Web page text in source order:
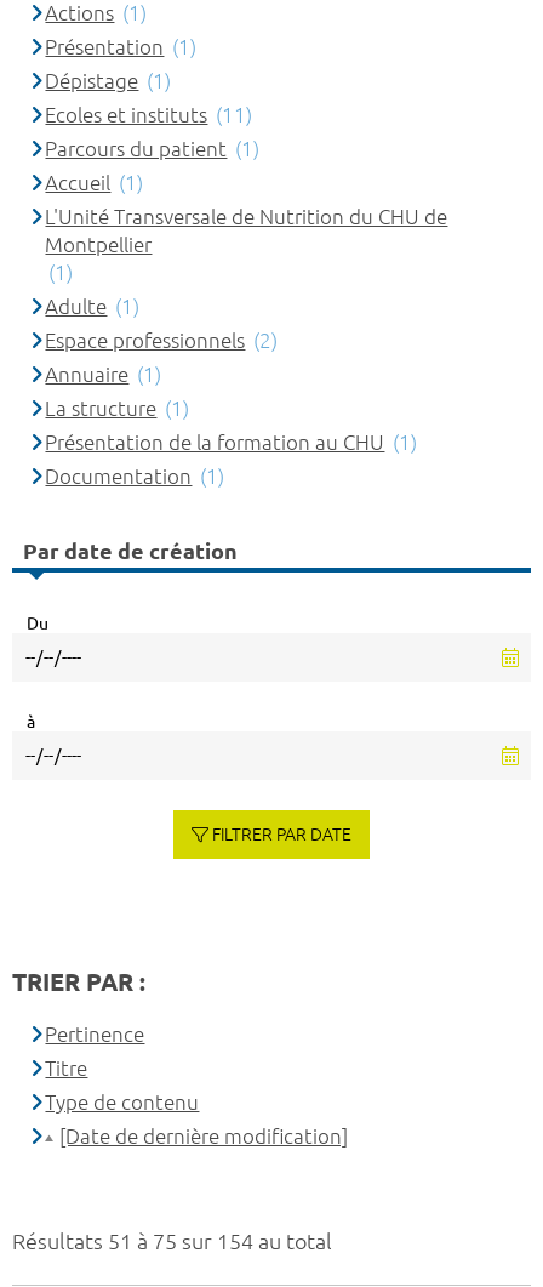
Résultats 51 à 75 sur 154 au total
Actions (1)
Présentation (1)
Dépistage (1)
Ecoles et instituts (11)
Parcours du patient (1)
Accueil (1)
L'Unité Transversale de Nutrition du CHU de
Montpellier
(1)
Adulte (1)
Espace professionnels (2)
Annuaire (1)
La structure (1)
Présentation de la formation au CHU (1)
Documentation (1)
Par date de création
Du
à
FILTRER PAR DATE
TRIER PAR :
Pertinence
Titre
Type de contenu
[Date de dernière modification]